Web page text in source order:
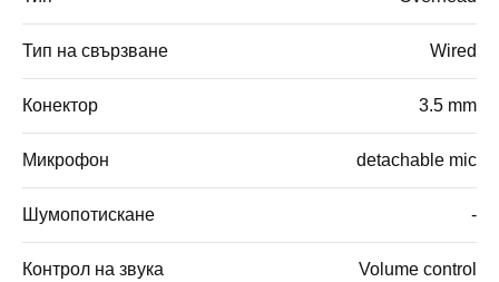
Тип на свързване Wired
Конектор 3.5 mm
Микрофон detachable mic
Шумопотискане -
Контрол на звука Volume control